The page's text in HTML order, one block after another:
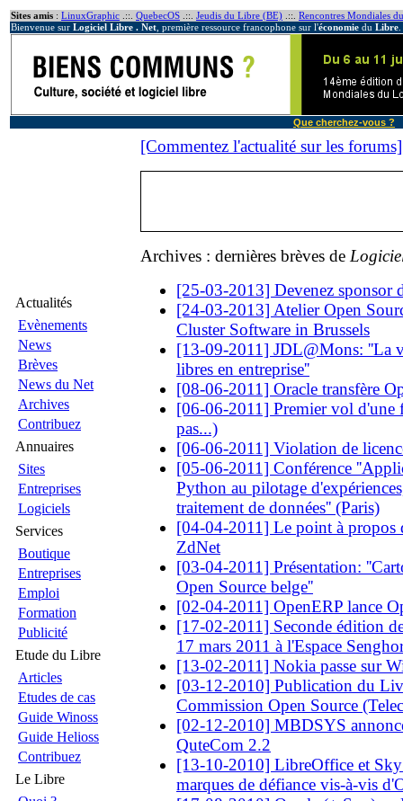
Sites amis : LinuxGraphic .::. QuebecOS .::. Jeudis du Libre (BE) .::. Rencontres Mondiales
Bienvenue sur Logiciel Libre . Net , première ressource francophone sur l'économie du Libre
Que cherchez-vous ?
Actualités
Evènements
News
Brèves
News du Net
Archives
Contribuez
Annuaires
Sites
Entreprises
Logiciels
Services
Boutique
Entreprises
Emploi
Formation
Publicité
Etude du Libre
Articles
Etudes de cas
Guide Winoss
Guide Helioss
Contribuez
Le Libre
[Commentez l'actualité sur les forums]
Archives : dernières brèves de
[25-03-2013] Devenez sponsor
[24-03-2013] Atelier Open
Cluster Software in Brussels
[13-09-2011] JDL@Mons: ''La
libres en entreprise''
[08-06-2011] Oracle transfère
[06-06-2011] Premier vol d'une
pas...)
[06-06-2011] Violation de
[05-06-2011] Conférence
Python au pilotage
traitement de données'' (Paris)
[04-04-2011] Le point à propos
ZdNet
[03-04-2011] Présentation:
Open Source belge''
[02-04-2011] OpenERP lance
[17-02-2011] Seconde édition
17 mars 2011 à l'Espace
[13-02-2011] Nokia passe sur
[03-12-2010] Publication du
Commission Open Source
[02-12-2010] MBDSYS
QuteCom 2.2
[13-10-2010] LibreOffice et
marques de défiance vis-à-vis